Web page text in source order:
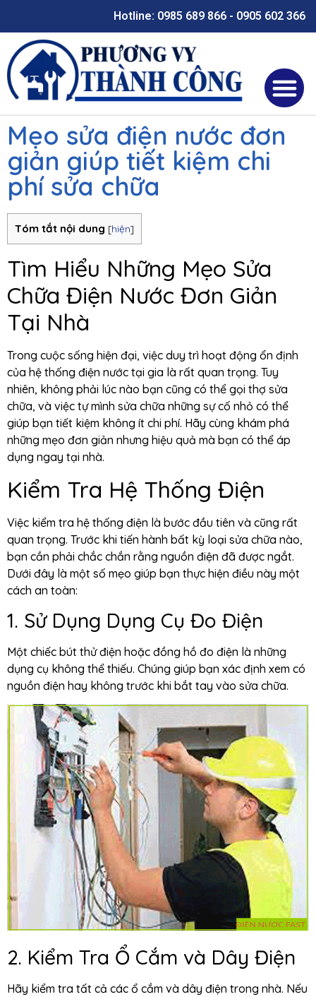
Hotline: 0985 689 866 - 0905 602 366
Mẹo sửa điện nước đơn
giản giúp tiết kiệm chi
phí sửa chữa
Tóm tắt nội dung [hiện]
Tìm Hiểu Những Mẹo Sửa
Chữa Điện Nước Đơn Giản
Tại Nhà
Trong cuộc sống hiện đại, việc duy trì hoạt động ổn định
của hệ thống điện nước tại gia là rất quan trọng. Tuy
nhiên, không phải lúc nào bạn cũng có thể gọi thợ sửa
chữa, và việc tự mình sửa chữa những sự cố nhỏ có thể
giúp bạn tiết kiệm không ít chi phí. Hãy cùng khám phá
những mẹo đơn giản nhưng hiệu quả mà bạn có thể áp
dụng ngay tại nhà.
Kiểm Tra Hệ Thống Điện
Việc kiểm tra hệ thống điện là bước đầu tiên và cũng rất
quan trọng. Trước khi tiến hành bất kỳ loại sửa chữa nào,
bạn cần phải chắc chắn rằng nguồn điện đã được ngắt.
Dưới đây là một số mẹo giúp bạn thực hiện điều này một
cách an toàn:
1. Sử Dụng Dụng Cụ Đo Điện
Một chiếc bút thử điện hoặc đồng hồ đo điện là những
dụng cụ không thể thiếu. Chúng giúp bạn xác định xem có
nguồn điện hay không trước khi bắt tay vào sửa chữa.
2. Kiểm Tra Ổ Cắm và Dây Điện
Hãy kiểm tra tất cả các ổ cắm và dây điện trong nhà. Nếu